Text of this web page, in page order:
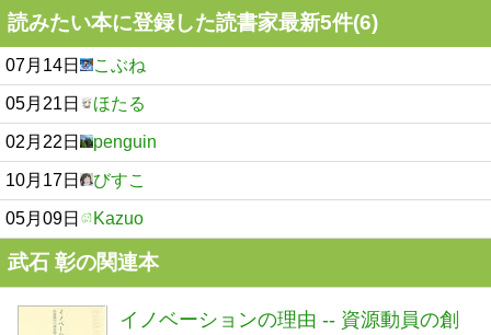
読みたい本に登録した読書家最新5件(6)
07月14日 こぶね
05月21日 ほたる
02月22日 penguin
10月17日 びすこ
05月09日 Kazuo
武石 彰の関連本
イノベーションの理由 -- 資源動員の創